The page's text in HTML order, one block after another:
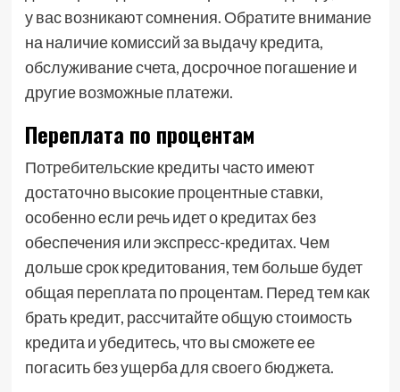
у вас возникают сомнения. Обратите внимание
на наличие комиссий за выдачу кредита,
обслуживание счета, досрочное погашение и
другие возможные платежи.
Переплата по процентам
Потребительские кредиты часто имеют
достаточно высокие процентные ставки,
особенно если речь идет о кредитах без
обеспечения или экспресс-кредитах. Чем
дольше срок кредитования, тем больше будет
общая переплата по процентам. Перед тем как
брать кредит, рассчитайте общую стоимость
кредита и убедитесь, что вы сможете ее
погасить без ущерба для своего бюджета.